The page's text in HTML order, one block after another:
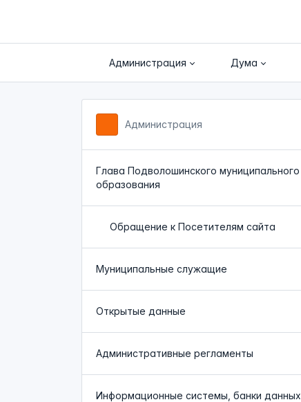
Администрация Дума
Администрация
Глава Подволошинского муниципального
образования
Обращение к Посетителям сайта
Муниципальные служащие
Открытые данные
Административные регламенты
Информационные системы, банки данных,